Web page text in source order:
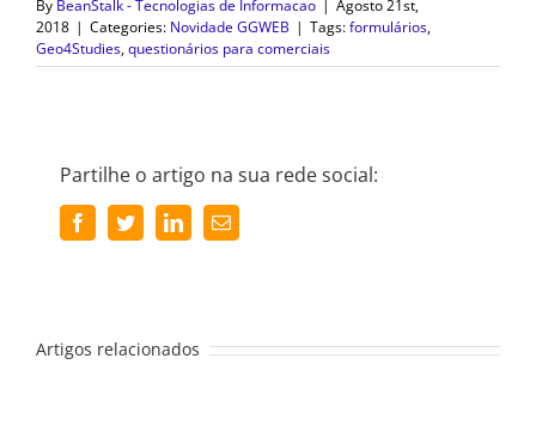
By BeanStalk - Tecnologias de Informacao | Agosto 21st,
2018 | Categories: Novidade GGWEB | Tags:formulários,
Geo4Studies,questionários para comerciais
Partilhe o artigo na sua rede social:
FacebookTwitterLinkedInEmail
(necessário
Artigos relacionados